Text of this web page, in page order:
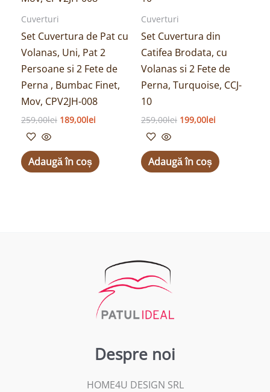
Cuverturi
Set Cuvertura de Pat cu
Volanas, Uni, Pat 2
Persoane si 2 Fete de
Perna , Bumbac Finet,
Mov, CPV2JH-008
259,00lei 189,00lei
Adaugă în coș
Cuverturi
Set Cuvertura din
Catifea Brodata, cu
Volanas si 2 Fete de
Perna, Turquoise, CCJ-
10
259,00lei 199,00lei
Adaugă în coș
Despre noi
HOME4U DESIGN SRL